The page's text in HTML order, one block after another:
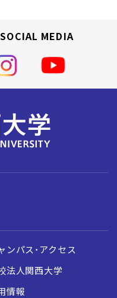
MEDIA
ンパス・アクセス
法人関西大学
情報